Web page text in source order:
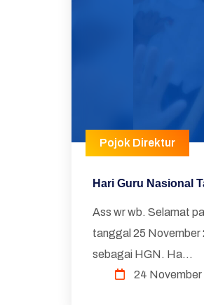
Pojok Direktur
Hari Guru Nasional
Ass wr wb. Selamat
tanggal 25 November
sebagai HGN. Ha...
24 November